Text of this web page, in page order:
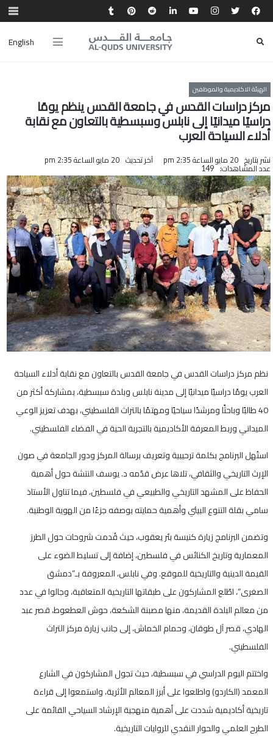
English
الهيئة الاكاديمية والموظفين
مركز دراسات القدس في جامعة القدس ينظم يومًا
دراسيًا ميدانيًا إلى نابلس وسبسطية بالتعاون مع نقابة
أدلاء السياحة العرب
نشر بتاريخ 20 مايو الساعة 2:35 pm آخر تحديث 20 مايو الساعة 2:35 pm
عدد المشاهدات: 149
نظم مركز دراسات القدس في جامعة القدس بالتعاون مع نقابة أدلاء السياحة
العرب يومًا دراسيًا ميدانيًا إلى مدينة نابلس وبلدة سبسطية، بمشاركة أكثر من
40 طالبًا وباحثًا ومرشدًا سياحيًا ومهتمًا بالتراث الفلسطيني، بهدف تعزيز الوعي
الميداني وربط المعرفة الأكاديمية بالتجربة الحية في الفضاء الفلسطيني.
استُهل البرنامج بكلمة ترحيبية وتعريف برسالة المركز ودور الجامعة في صون
الإرث التاريخي والثقافي، تلاها عرض قدّمه د. يوسف النتشة حول أهمية
الحفاظ على المشهد التاريخي والطبيعي في فلسطين، فيما تناول الأستاذ
سامي بقلة التنوع البيئي وأهمية حمايته بوصفه جزءًا من الهوية الوطنية.
وتضمن البرنامج زيارة كنيسة بئر يعقوب، حيث قُدمت شروحات حول الطرز
المعمارية وتاريخ الكنائس في فلسطين، إضافة إلى تسليط الضوء على
القيمة الدينية والتاريخية للموقع. وفي نابلس، المعروفة بـ”دمشق
الصغرى”، اطّلع المشاركون على طبقاتها التاريخية المتعاقبة، وجالوا في عدد
من معالم البلدة القديمة، منها مصبنة الشكعة، حوش العطعوط، قصر عبد
الهادي، قصر آل طوقان، وحمام الخماش، إلى جانب زيارة مركز التراث
الفلسطيني.
واختتم اليوم الدراسي في سبسطية، حيث تجول المشاركون في الشارع
المعمد (الكاردو) واطلعوا على أبرز المعالم الأثرية، واستمعوا إلى قراءة
تاريخية أكاديمية شددت على أهمية منهجية الإرشاد السياحي القائمة على
الطرح العلمي والحوار النقدي للروايات التاريخية.